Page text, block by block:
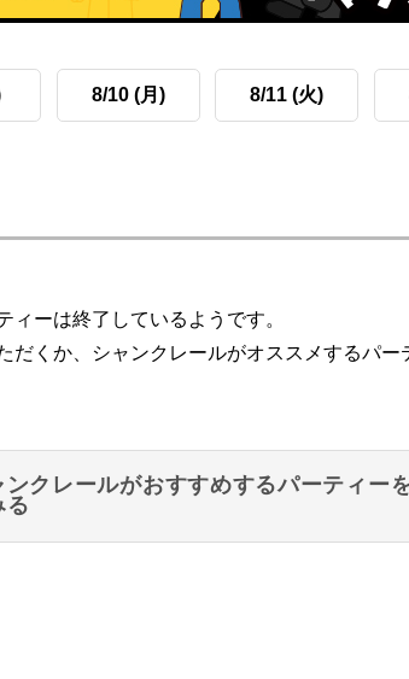
8/10 (月) 8/11 (火)
ィーは終了しているようです。
だくか、シャンクレールがオススメするパー
ンクレールがおすすめするパーティー
る